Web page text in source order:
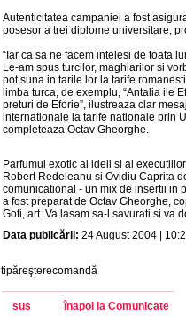
Autenticitatea campaniei a fost
posesor a trei diplome universitare,
“Iar ca sa ne facem intelesi de toata
Le-am spus turcilor, maghiarilor si
pot suna in tarile lor la tarife
limba turca, de exemplu, “Antalia ile
preturi de Eforie”, ilustreaza clar
internationale la tarife nationale prin
completeaza Octav Gheorghe.
Parfumul exotic al ideii si al
Robert Redeleanu si Ovidiu Caprita
comunicational - un mix de insertii in
a fost preparat de Octav Gheorghe,
Goti, art. Va lasam sa-l savurati si va
Data publicării: 24 August 2004 |
tipăreşterecomandă
sus înapoi la Comunicate